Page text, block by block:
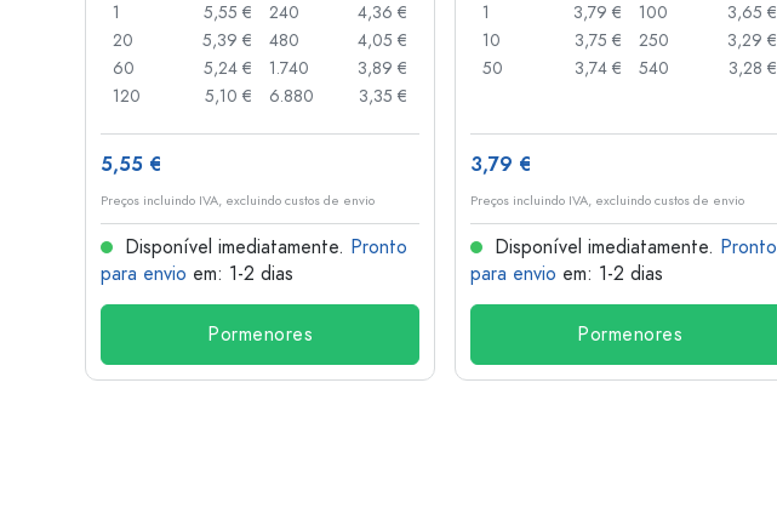
1
5,55 €
20
5,39 €
60
5,24 €
120
5,10 €
240
4,36 €
480
4,05 €
1.740
3,89 €
6.880
3,35 €
5,55 €
Preços incluindo IVA, excluindo custos de envio
Disponível imediatamente. Pronto
para envio em: 1-2 dias
Pormenores
1
3,79 €
10
3,75 €
50
3,74 €
100
3,65 €
250
3,29 €
540
3,28 €
3,79 €
Preços incluindo IVA, excluindo custos de envio
Disponível imediatamente. Pronto
para envio em: 1-2 dias
Pormenores